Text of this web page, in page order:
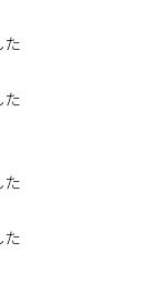
た
た
た
た